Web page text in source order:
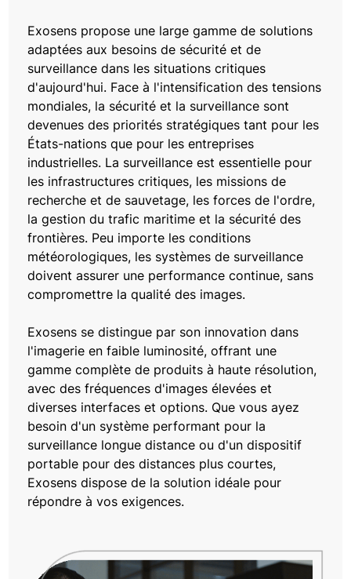
Exosens propose une large gamme de solutions
adaptées aux besoins de sécurité et de
surveillance dans les situations critiques
d'aujourd'hui. Face à l'intensification des tensions
mondiales, la sécurité et la surveillance sont
devenues des priorités stratégiques tant pour les
États-nations que pour les entreprises
industrielles. La surveillance est essentielle pour
les infrastructures critiques, les missions de
recherche et de sauvetage, les forces de l'ordre,
la gestion du trafic maritime et la sécurité des
frontières. Peu importe les conditions
météorologiques, les systèmes de surveillance
doivent assurer une performance continue, sans
compromettre la qualité des images.
Exosens se distingue par son innovation dans
l'imagerie en faible luminosité, offrant une
gamme complète de produits à haute résolution,
avec des fréquences d'images élevées et
diverses interfaces et options. Que vous ayez
besoin d'un système performant pour la
surveillance longue distance ou d'un dispositif
portable pour des distances plus courtes,
Exosens dispose de la solution idéale pour
répondre à vos exigences.